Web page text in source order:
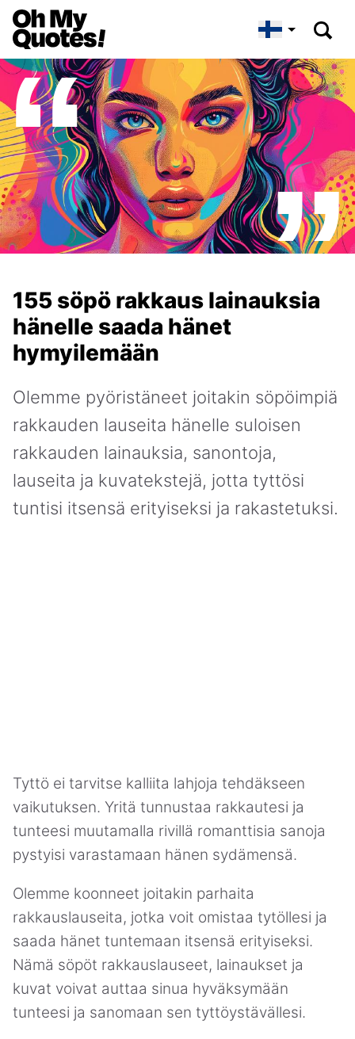
155 söpö rakkaus lainauksia
hänelle saada hänet
hymyilemään
Olemme pyöristäneet joitakin söpöimpiä
rakkauden lauseita hänelle suloisen
rakkauden lainauksia, sanontoja,
lauseita ja kuvatekstejä, jotta tyttösi
tuntisi itsensä erityiseksi ja rakastetuksi.
Tyttö ei tarvitse kalliita lahjoja tehdäkseen
vaikutuksen. Yritä tunnustaa rakkautesi ja
tunteesi muutamalla rivillä romanttisia sanoja
pystyisi varastamaan hänen sydämensä.
Olemme koonneet joitakin parhaita
rakkauslauseita, jotka voit omistaa tytöllesi ja
saada hänet tuntemaan itsensä erityiseksi.
Nämä söpöt rakkauslauseet, lainaukset ja
kuvat voivat auttaa sinua hyväksymään
tunteesi ja sanomaan sen tyttöystävällesi.